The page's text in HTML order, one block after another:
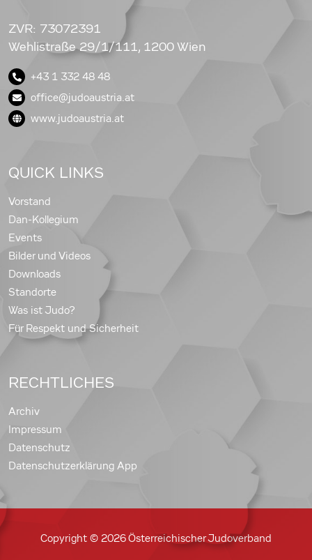
ZVR: 73072391
Wehlistraße 29/1/111, 1200 Wien
+43 1 332 48 48
office@judoaustria.at
www.judoaustria.at
QUICK LINKS
Vorstand
Dan-Kollegium
Events
Bilder und Videos
Downloads
Standorte
Was ist Judo?
Für Respekt und Sicherheit
RECHTLICHES
Archiv
Impressum
Datenschutz
Datenschutzerklärung App
Copyright © 2026 Österreichischer Judoverband